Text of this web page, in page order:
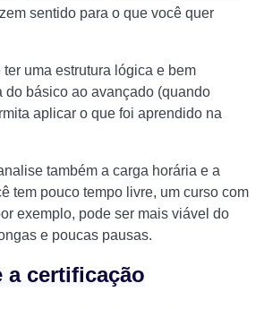
sentido para o que você quer
uma estrutura lógica e bem
do básico ao avançado (quando
aplicar o que foi aprendido na
também a carga horária e a
tem pouco tempo livre, um curso com
exemplo, pode ser mais viável do
e poucas pausas.
a certificação